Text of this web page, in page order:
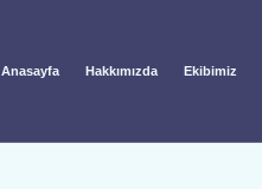
Anasayfa Hakkımızda Ekibimiz